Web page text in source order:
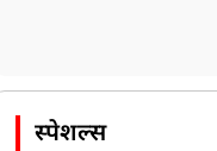
स्पेशल्स